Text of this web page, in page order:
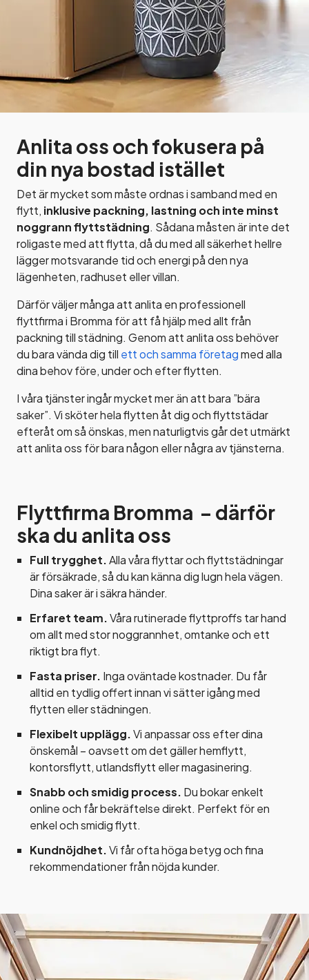
Anlita oss och fokusera på
din nya bostad istället
Det är mycket som måste ordnas i samband med en
flytt, inklusive packning, lastning och inte minst
noggrann flyttstädning. Sådana måsten är inte det
roligaste med att flytta, då du med all säkerhet hellre
lägger motsvarande tid och energi på den nya
lägenheten, radhuset eller villan.
Därför väljer många att anlita en professionell
flyttfirma i Bromma för att få hjälp med allt från
packning till städning. Genom att anlita oss behöver
du bara vända dig till ett och samma företagmed alla
dina behov före, under och efter flytten.
I våra tjänster ingår mycket mer än att bara ”bära
saker”. Vi sköter hela flytten åt dig och flyttstädar
efteråt om så önskas, men naturligtvis går det utmärkt
att anlita oss för bara någon eller några av tjänsterna.
Flyttfirma Bromma – därför
ska du anlita oss
Full trygghet.Alla våra flyttar och flyttstädningar
är försäkrade, så du kan känna dig lugn hela vägen.
Dina saker är i säkra händer.
Erfaret team.Våra rutinerade flyttproffs tar hand
om allt med stor noggrannhet, omtanke och ett
riktigt bra flyt.
Fasta priser. Inga oväntade kostnader. Du får
alltid en tydlig offert innan vi sätter igång med
flytten eller städningen.
Flexibelt upplägg.Vi anpassar oss efter dina
önskemål – oavsett om det gäller hemflytt,
kontorsflytt, utlandsflytt eller magasinering.
Snabb och smidig process. Du bokar enkelt
online och får bekräftelse direkt. Perfekt för en
enkel och smidig flytt.
Kundnöjdhet.Vi får ofta höga betyg och fina
rekommendationer från nöjda kunder.